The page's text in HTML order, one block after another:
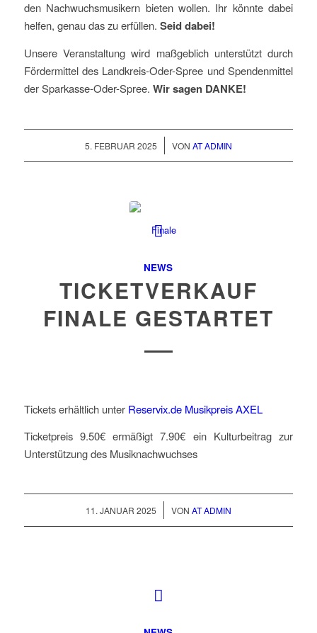
den Nachwuchsmusikern bieten wollen. Ihr könnte dabei
helfen, genau das zu erfüllen. Seid dabei!
Unsere Veranstaltung wird maßgeblich unterstützt durch
Fördermittel des Landkreis-Oder-Spree und Spendenmittel
der Sparkasse-Oder-Spree. Wir sagen DANKE!
5. FEBRUAR 2025
/ VON AT ADMIN
NEWS
TICKETVERKAUF
FINALE GESTARTET
Tickets erhältlich unter Reservix.de Musikpreis AXEL
Ticketpreis 9.50€ ermäßigt 7.90€ ein Kulturbeitrag zur
Unterstützung des Musiknachwuchses
11. JANUAR 2025
/ VON AT ADMIN